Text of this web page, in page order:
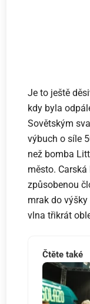
Je to ještě
kdy byla
Sovětským
výbuch o síle
než bomba
město.
způsobenou
mrak do
vlna třikrát
Čtěte také